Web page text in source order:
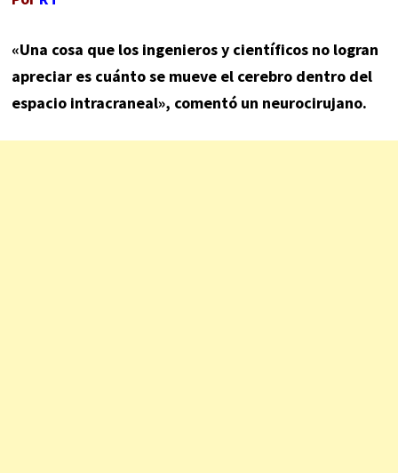
«Una cosa que los ingenieros y científicos no logran
apreciar es cuánto se mueve el cerebro dentro del
espacio intracraneal», comentó un neurocirujano.